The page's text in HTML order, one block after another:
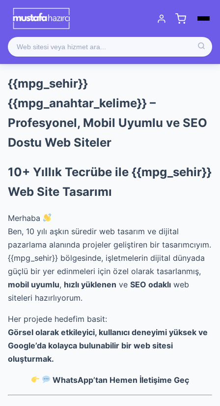
{{mpg_sehir}}
{{mpg_anahtar_kelime}} –
Profesyonel, Mobil Uyumlu ve SEO
Dostu Web Siteler
10+ Yıllık Tecrübe ile {{mpg_sehir}}
Web Site Tasarımı
Merhaba
Ben, 10 yılı aşkın süredir web tasarım ve dijital
pazarlama alanında projeler geliştiren bir tasarımcıyım.
{{mpg_sehir}} bölgesinde, işletmelerin dijital dünyada
güçlü bir yer edinmeleri için özel olarak tasarlanmış,
mobil uyumlu, hızlı yüklenen ve SEO odaklı web
siteleri hazırlıyorum.
Her projede hedefim basit:
Görsel olarak etkileyici, kullanıcı deneyimi yüksek ve
Google’da kolayca bulunabilir bir web sitesi
oluşturmak.
WhatsApp’tan Hemen İletişime Geç